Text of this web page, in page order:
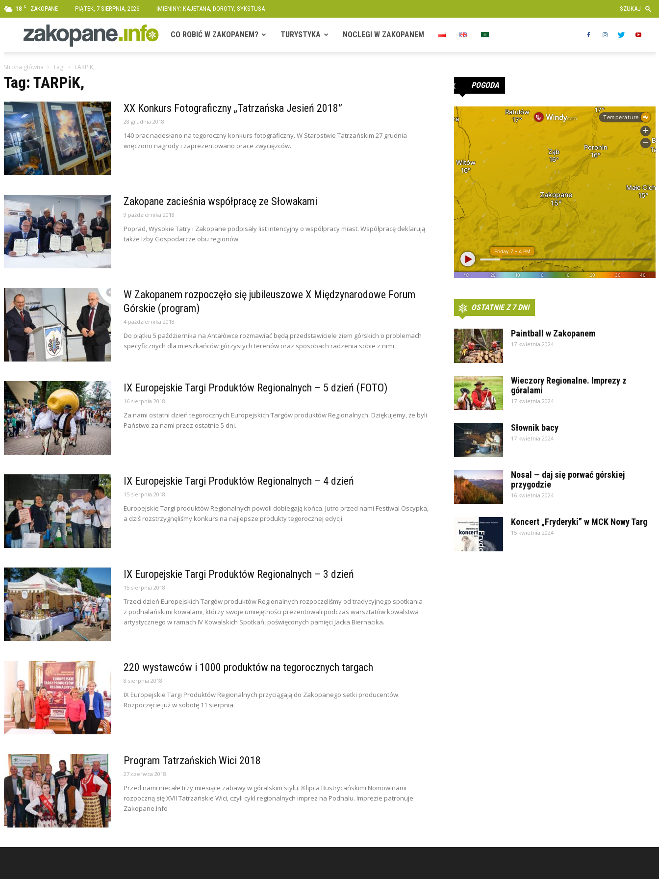
18 C ZAKOPANE PIĄTEK, 7 SIERPNIA, 2026 IMIENINY: KAJETANA, DOROTY, SYKSTUSA
Zakopane.info
CO ROBIĆ W ZAKOPANEM? TURYSTYKA NOCLEGI W ZAKOPANEM
Strona główna Tagi TARPiK,
Tag: TARPiK,
XX Konkurs Fotograficzny „Tatrzańska Jesień 2018”
28 grudnia 2018
140 prac nadesłano na tegoroczny konkurs fotograficzny. W Starostwie Tatrzańskim 27 grudnia
wręczono nagrody i zaprezentowano prace zwycięzców.
Zakopane zacieśnia współpracę ze Słowakami
9 października 2018
Poprad, Wysokie Tatry i Zakopane podpisały list intencyjny o współpracy miast. Współpracę deklarują
także Izby Gospodarcze obu regionów.
W Zakopanem rozpoczęło się jubileuszowe X Międzynarodowe Forum
Górskie (program)
4 października 2018
Do piątku 5 października na Antałówce rozmawiać będą przedstawiciele ziem górskich o problemach
specyficznych dla mieszkańców górzystych terenów oraz sposobach radzenia sobie z nimi.
IX Europejskie Targi Produktów Regionalnych – 5 dzień (FOTO)
16 sierpnia 2018
Za nami ostatni dzień tegorocznych Europejskich Targów produktów Regionalnych. Dziękujemy, że byli
Państwo za nami przez ostatnie 5 dni.
IX Europejskie Targi Produktów Regionalnych – 4 dzień
15 sierpnia 2018
Europejskie Targi produktów Regionalnych powoli dobiegają końca. Jutro przed nami Festiwal Oscypka,
a dziś rozstrzygnęliśmy konkurs na najlepsze produkty tegorocznej edycji.
IX Europejskie Targi Produktów Regionalnych – 3 dzień
15 sierpnia 2018
Trzeci dzień Europejskich Targów produktów Regionalnych rozpoczęliśmy od tradycyjnego spotkania
z podhalańskimi kowalami, którzy swoje umiejętności prezentowali podczas warsztatów kowalstwa
artystycznego w ramach IV Kowalskich Spotkań, poświęconych pamięci Jacka Biernacika.
220 wystawców i 1000 produktów na tegorocznych targach
8 sierpnia 2018
IX Europejskie Targi Produktów Regionalnych przyciągają do Zakopanego setki producentów.
Rozpoczęcie już w sobotę 11 sierpnia.
Program Tatrzańskich Wici 2018
27 czerwca 2018
Przed nami niecałe trzy miesiące zabawy w góralskim stylu. 8 lipca Bustrycańskimi Nomowinami
rozpoczną się XVII Tatrzańskie Wici, czyli cykl regionalnych imprez na Podhalu. Imprezie patronuje
Zakopane.Info
POGODA
OSTATNIE Z 7 DNI
Paintball w Zakopanem
17 kwietnia 2024
Wieczory Regionalne. Imprezy z
góralami
17 kwietnia 2024
Słownik bacy
17 kwietnia 2024
Nosal — daj się porwać górskiej
przygodzie
16 kwietnia 2024
Koncert „Fryderyki” w MCK Nowy Targ
15 kwietnia 2024